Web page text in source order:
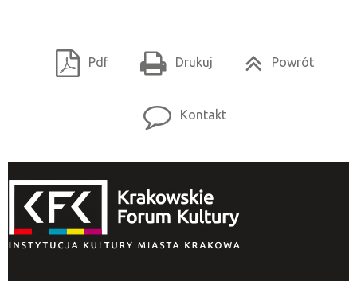
Pdf Drukuj Powrót
Kontakt